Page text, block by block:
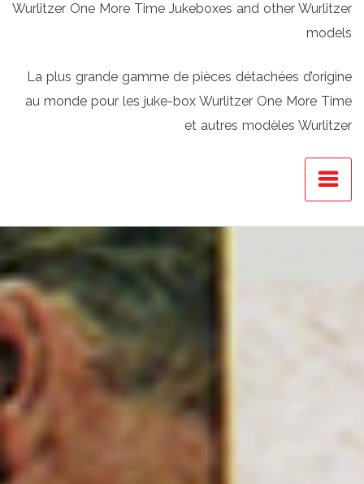
Wurlitzer One More Time Jukeboxes and other Wurlitzer
models
La plus grande gamme de pièces détachées d’origine
au monde pour les juke-box Wurlitzer One More Time
et autres modèles Wurlitzer